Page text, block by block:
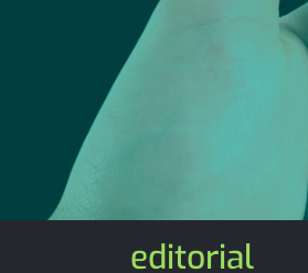
economia
medi ambient
opinió
editorial